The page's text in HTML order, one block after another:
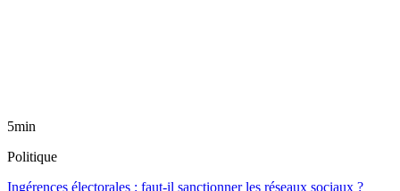
5min
Politique
Ingérences électorales : faut-il sanctionner les réseaux sociaux ?